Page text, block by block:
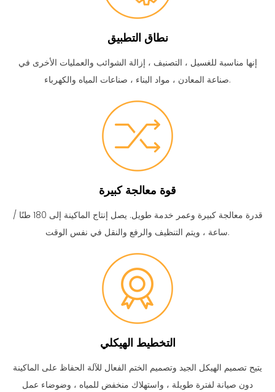
نطاق التطبيق
إنها مناسبة للغسيل ، التصنيف ، إزالة الشوائب والعمليات الأخرى في
صناعة المعادن ، مواد البناء ، صناعات المياه والكهرباء.
قوة معالجة كبيرة
قدرة معالجة كبيرة وعمر خدمة طويل.
يصل إنتاج الماكينة إلى 180 طنًا /
ساعة ، ويتم التنظيف والرفع والنقل في نفس الوقت.
التخطيط الهيكلي
يتيح تصميم الهيكل الجيد وتصميم الختم الفعال للآلة الحفاظ على الماكينة
دون صيانة لفترة طويلة ، واستهلاك منخفض للمياه ، وضوضاء عمل